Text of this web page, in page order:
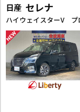
日産 セレナ